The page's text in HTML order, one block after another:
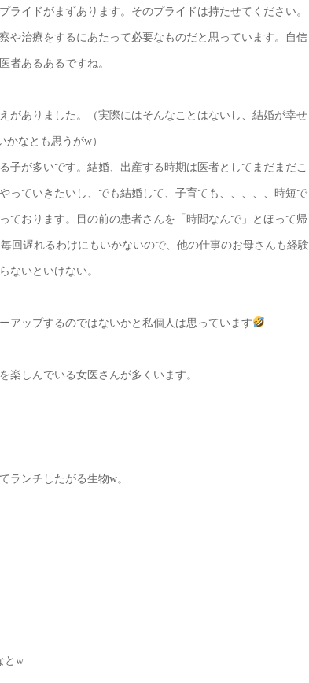
イドがまずあります。そのプライドは持たせてください。
や治療をするにあたって必要なものだと思っています。自信
者あるあるですね。
がありました。（実際にはそんなことはないし、結婚が幸せ
なとも思うがw）
子が多いです。結婚、出産する時期は医者としてまだまだこ
っていきたいし、でも結婚して、子育ても、、、、、時短で
ております。目の前の患者さんを「時間なんで」とほって帰
回遅れるわけにもいかないので、他の仕事のお母さんも経験
ないといけない。
アップするのではないかと私個人は思っています
楽しんでいる女医さんが多くいます。
ランチしたがる生物w。
とw